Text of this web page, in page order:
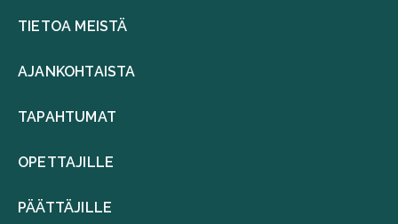
TIETOA MEISTÄ
AJANKOHTAISTA
TAPAHTUMAT
OPETTAJILLE
PÄÄTTÄJILLE